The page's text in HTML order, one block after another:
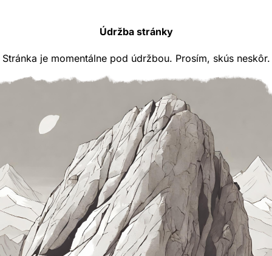
Údržba stránky
Stránka je momentálne pod údržbou. Prosím, skús neskôr.